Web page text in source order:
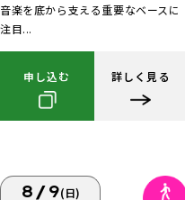
音楽を底から支える重要なベースに
注目...
申し込む 詳しく見る
8/9(日)